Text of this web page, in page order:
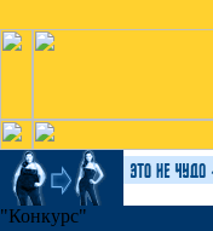
"Конкурс"